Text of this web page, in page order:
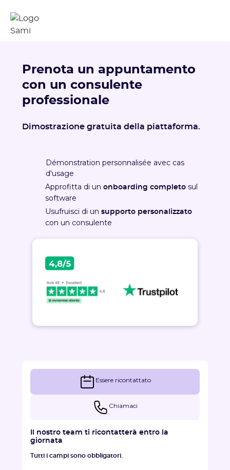
Prenota un appuntamento
con un consulente
professionale
Dimostrazione gratuita della piattaforma.
Démonstration personnalisée avec cas
d'usage
Approfitta di unonboarding completo sul
software
Usufruisci di un supporto personalizzato
con un consulente
Essere ricontattato
Chiamaci
Il nostro team ti ricontatterà entro la
giornata
Tutti i campi sono obbligatori.